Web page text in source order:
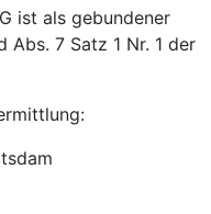
ist als gebundener
Abs. 7 Satz 1 Nr. 1 der